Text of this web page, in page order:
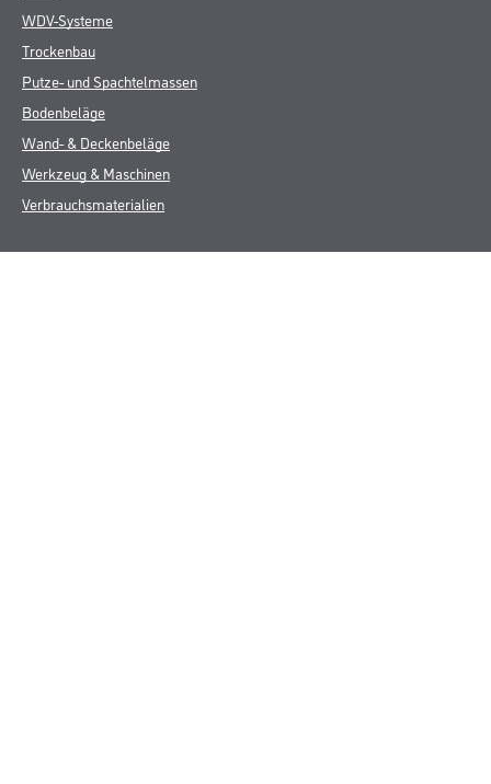
WDV-Systeme
Trockenbau
Putze- und Spachtelmassen
Bodenbeläge
Wand- & Deckenbeläge
Werkzeug & Maschinen
Verbrauchsmaterialien